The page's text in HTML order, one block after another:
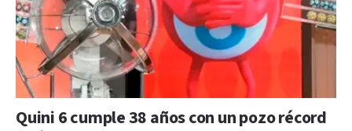
Quini 6 cumple 38 años con un pozo récord